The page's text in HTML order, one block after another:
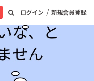
ログイン / 新規会員登録